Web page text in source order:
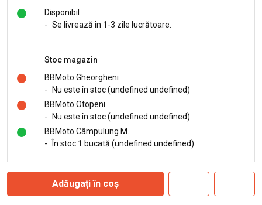
Disponibil
- Se livrează în 1-3 zile lucrătoare.
Stoc magazin
BBMoto Gheorgheni
-
Nu este în stoc (undefined undefined)
BBMoto Otopeni
-
Nu este în stoc (undefined undefined)
BBMoto Câmpulung M.
-
În stoc 1 bucată (undefined undefined)
Adăugați în coș